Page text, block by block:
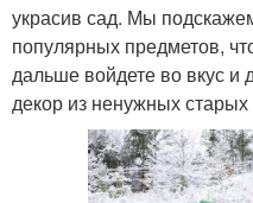
украсив сад. Мы
популярных предметов,
дальше войдете во вкус и
декор из ненужных